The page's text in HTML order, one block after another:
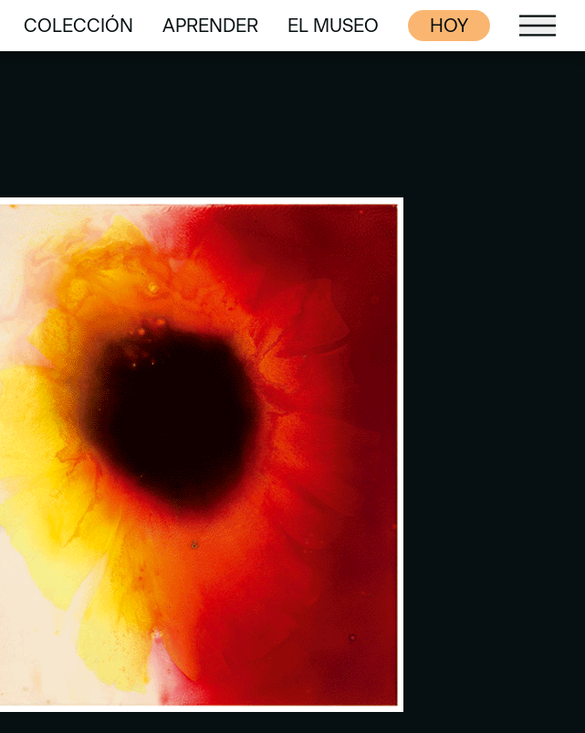
COLECCIÓN
COLECCIÓN
APRENDER
APRENDER
EL MUSEO
EL MUSEO
HOY